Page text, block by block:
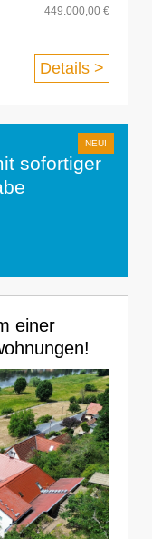
449.000,00 €
Details >
sofortiger
einer